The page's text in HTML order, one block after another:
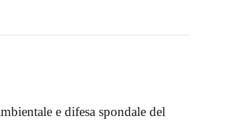
e difesa spondale del